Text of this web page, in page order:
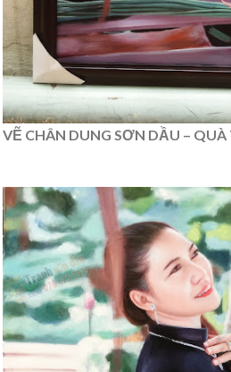
VẼ CHÂN DUNG SƠN DẦU –